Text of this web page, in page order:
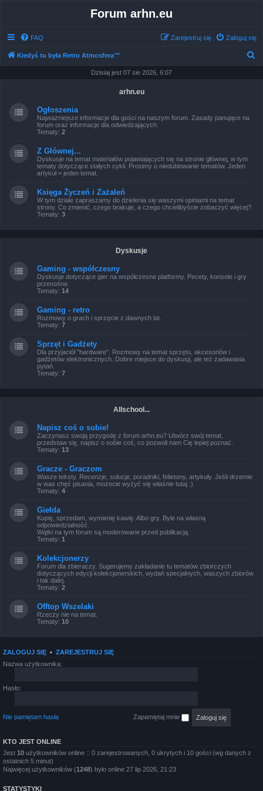
Forum arhn.eu
FAQ Zaloguj się
Zarejestruj się
Kiedyś tu była Retro Atmosfera™
Dzisiaj jest 07 sie 2026, 6:07
arhn.eu
Ogłoszenia
Najważniejsze informacje dla gości na naszym forum. Zasady panujące na
forum oraz informacje dla odwiedzających.
Tematy: 2
Z Głównej...
Dyskusje na temat materiałów pojawiających się na stronie głównej, w tym
tematy dotyczące stałych cykli. Prosimy o niedublowanie tematów. Jeden
artykuł = jeden temat.
Księga Życzeń i Zażaleń
W tym dziale zapraszamy do dzielenia się waszymi opiniami na temat
strony. Co zmienić, czego brakuje, a czego chcielibyście zobaczyć więcej?
Tematy: 3
Dyskusje
Gaming - współczesny
Dyskusje dotyczące gier na współczesne platformy. Pecety, konsole i gry
przenośne.
Tematy: 14
Gaming - retro
Rozmowy o grach i sprzęcie z dawnych lat.
Tematy: 7
Sprzęt i Gadżety
Dla przyjaciół "hardware". Rozmowy na temat sprzętu, akcesoriów i
gadżetów elektronicznych. Dobre miejsce do dyskusji, ale też zadawania
pytań.
Tematy: 7
Allschool...
Napisz coś o sobie!
Zaczynasz swoją przygodę z forum arhn.eu? Utwórz swój temat,
przedstaw się, napisz o sobie coś, co pozwoli nam Cię lepiej poznać.
Tematy: 13
Gracze - Graczom
Wasze teksty. Recenzje, solucje, poradniki, felietony, artykuły. Jeśli drzemie
w was chęć pisania, możecie wyżyć się właśnie tutaj :)
Tematy: 4
Giełda
Kupię, sprzedam, wymienię kawię. Albo gry. Byle na własną
odpowiedzialność.
Wątki na tym forum są moderowane przed publikacją.
Tematy: 1
Kolekcjonerzy
Forum dla zbieraczy. Sugerujemy zakładanie tu tematów zbiorczych
dotyczących edycji kolekcjonerskich, wydań specjalnych, waszych zbiorów
i tak dalej.
Tematy: 2
Offtop Wszelaki
Rzeczy nie na temat.
Tematy: 10
ZALOGUJ SIĘ • ZAREJESTRUJ SIĘ
Nazwa użytkownika:
Hasło:
Nie pamiętam hasła Zapamiętaj mnie
KTO JEST ONLINE
Jest 10 użytkowników online :: 0 zarejestrowanych, 0 ukrytych i 10 gości (wg danych z
ostatnich 5 minut)
Najwięcej użytkowników (1248) było online 27 lip 2026, 21:23
STATYSTYKI